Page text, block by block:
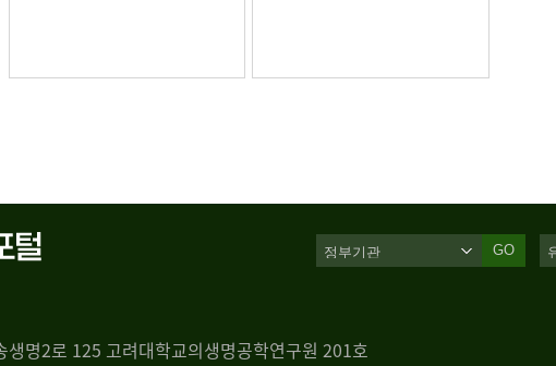
GO
명2로 125 고려대학교의생명공학연구원 201호